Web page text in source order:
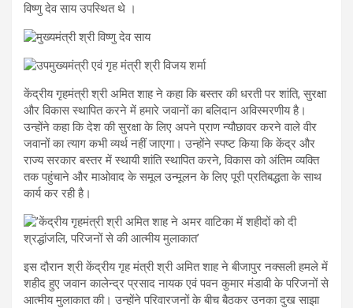
विष्णु देव साय उपस्थित थे ।
केंद्रीय गृहमंत्री श्री अमित शाह ने कहा कि बस्तर की धरती पर शांति, सुरक्षा
और विकास स्थापित करने में हमारे जवानों का बलिदान अविस्मरणीय है।
उन्होंने कहा कि देश की सुरक्षा के लिए अपने प्राण न्यौछावर करने वाले वीर
जवानों का त्याग कभी व्यर्थ नहीं जाएगा। उन्होंने स्पष्ट किया कि केंद्र और
राज्य सरकार बस्तर में स्थायी शांति स्थापित करने, विकास को अंतिम व्यक्ति
तक पहुंचाने और माओवाद के समूल उन्मूलन के लिए पूरी प्रतिबद्धता के साथ
कार्य कर रही है।
इस दौरान श्री केंद्रीय गृह मंत्री श्री अमित शाह ने बीजापुर नक्सली हमले में
शहीद हुए जवान कालेन्द्र प्रसाद नायक एवं पवन कुमार मंडावी के परिजनों से
आत्मीय मुलाकात की। उन्होंने परिवारजनों के बीच बैठकर उनका दुख साझा